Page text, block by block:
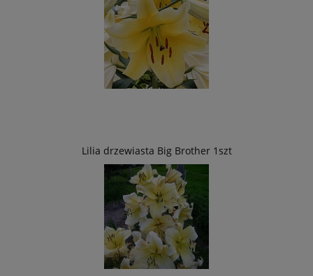
Lilia drzewiasta Big Brother 1szt